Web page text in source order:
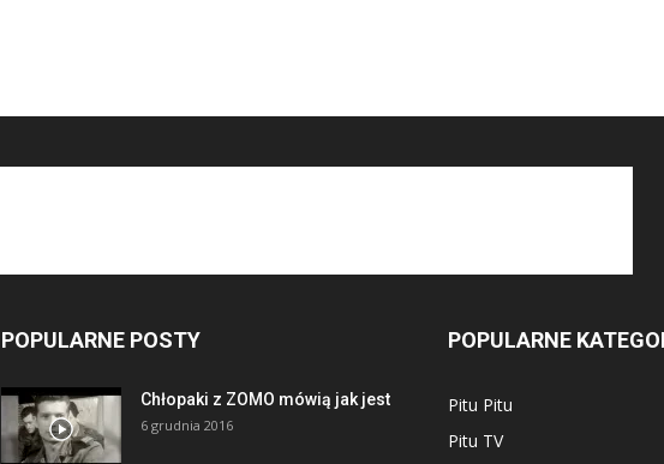
POPULARNE POSTY
Chłopaki z ZOMO mówią jak jest
6 grudnia 2016
POPULARNE
Pitu Pitu
Pitu TV